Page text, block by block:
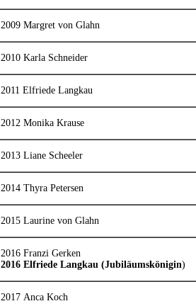
2009 Margret von Glahn
2010 Karla Schneider
2011 Elfriede Langkau
2012 Monika Krause
2013 Liane Scheeler
2014 Thyra Petersen
2015 Laurine von Glahn
2016 Franzi Gerken
2016 Elfriede Langkau (Jubiläumskönigin)
2017 Anca Koch